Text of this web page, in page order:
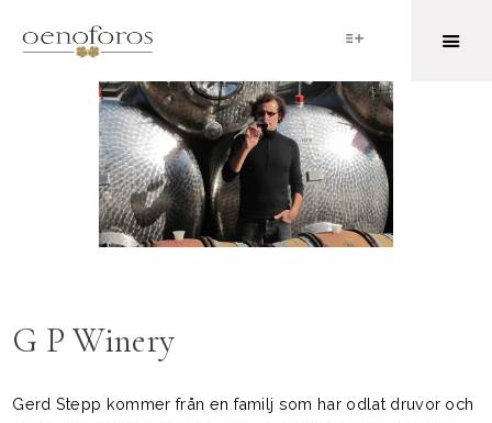
G P Winery
Gerd Stepp kommer från en familj som har odlat druvor och